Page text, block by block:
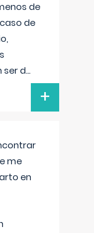
de
de
ser d...
+
me
en